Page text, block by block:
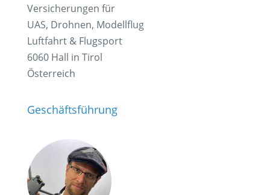
Versicherungen für
UAS, Drohnen, Modellflug
Luftfahrt & Flugsport
6060 Hall in Tirol
Österreich
Geschäftsführung